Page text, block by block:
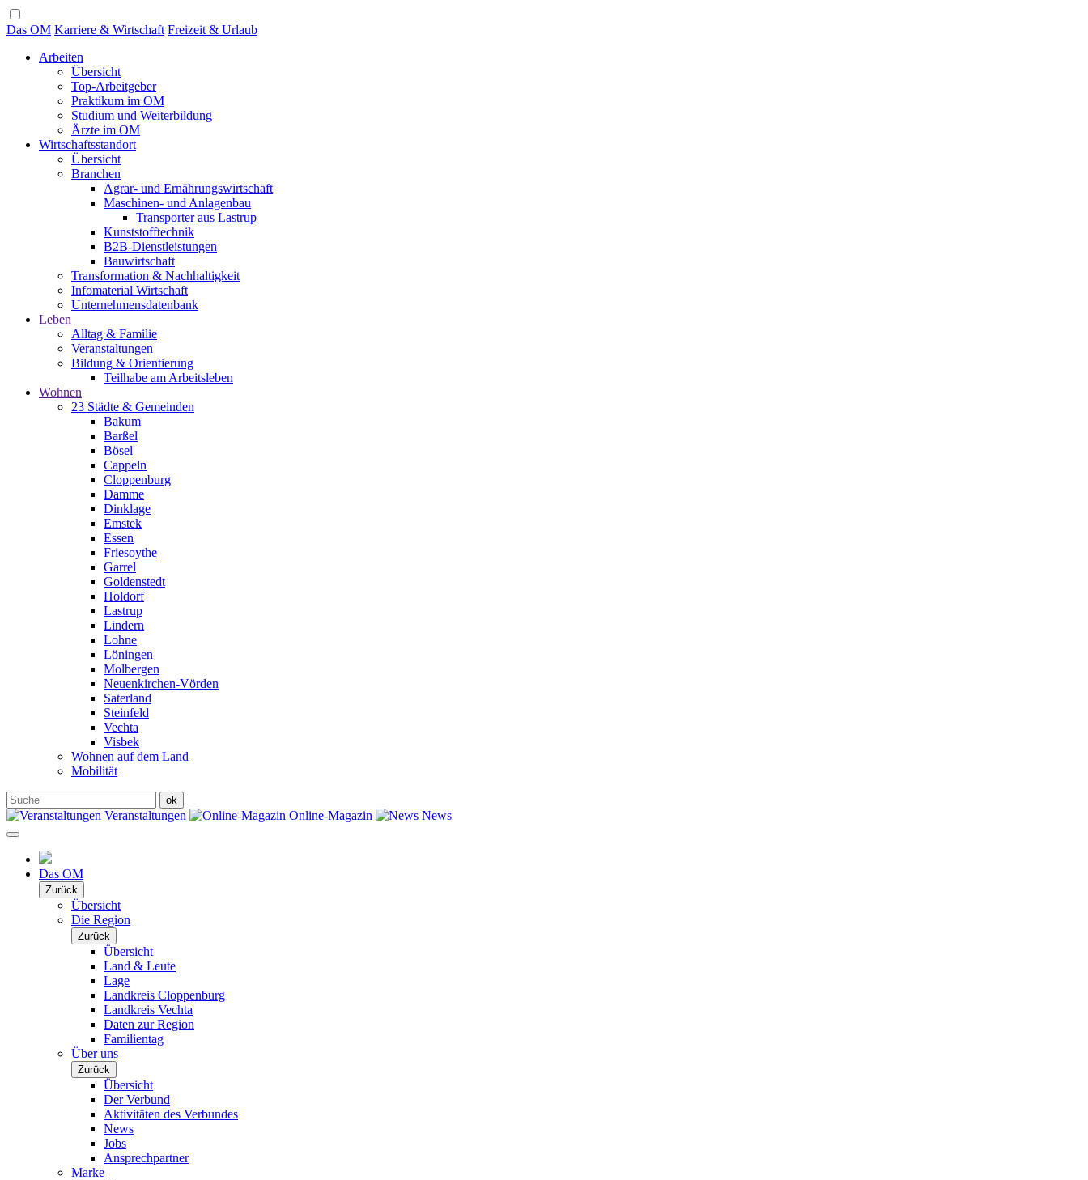
Das OM Karriere & Wirtschaft Freizeit & Urlaub
Arbeiten
Übersicht
Top-Arbeitgeber
Praktikum im OM
Studium und Weiterbildung
Ärzte im OM
Wirtschaftsstandort
Übersicht
Branchen
Agrar- und Ernährungswirtschaft
Maschinen- und Anlagenbau
Transporter aus Lastrup
Kunststofftechnik
B2B-Dienstleistungen
Bauwirtschaft
Transformation & Nachhaltigkeit
Infomaterial Wirtschaft
Unternehmensdatenbank
Leben
Alltag & Familie
Veranstaltungen
Bildung & Orientierung
Teilhabe am Arbeitsleben
Wohnen
23 Städte & Gemeinden
Bakum
Barßel
Bösel
Cappeln
Cloppenburg
Damme
Dinklage
Emstek
Essen
Friesoythe
Garrel
Goldenstedt
Holdorf
Lastrup
Lindern
Lohne
Löningen
Molbergen
Neuenkirchen-Vörden
Saterland
Steinfeld
Vechta
Visbek
Wohnen auf dem Land
Mobilität
Veranstaltungen Online-Magazin News
Das OM
Zurück
Übersicht
Die Region
Zurück
Übersicht
Land & Leute
Lage
Landkreis Cloppenburg
Landkreis Vechta
Daten zur Region
Familientag
Über uns
Zurück
Übersicht
Der Verbund
Aktivitäten des Verbundes
News
Jobs
Ansprechpartner
Marke